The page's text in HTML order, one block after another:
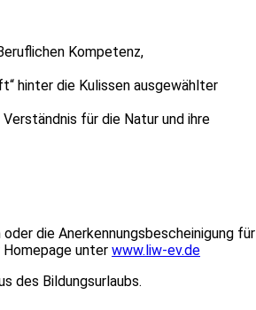
Kompetenz,
hinter die Kulissen ausgewählter
für die Natur und ihre
die Anerkennungsbescheinigung für
unter www.liw-ev.de
des Bildungsurlaubs.